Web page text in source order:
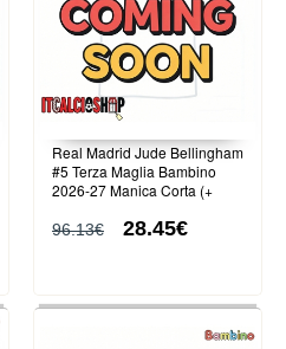
Real Madrid Jude Bellingham
#5 Terza Maglia Bambino
2026-27 Manica Corta (+
96.13€ 28.45€